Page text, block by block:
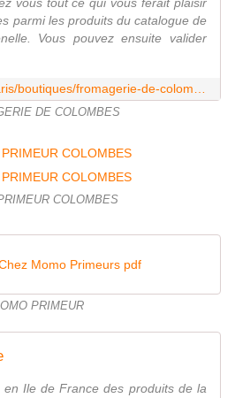
parmi les produits du catalogue de
Vous pouvez ensuite valider
DE COLOMBES
COLOMBES
Momo Primeurs pdf
PRIMEUR
Ile de France des produits de la